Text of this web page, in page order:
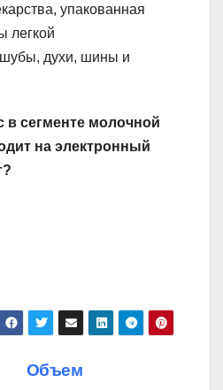
упакованная
легкой
духи, шины и
в сегменте молочной
на электронный
Объем